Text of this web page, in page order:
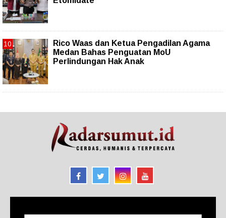
Rico Waas dan Ketua Pengadilan Agama
Medan Bahas Penguatan MoU
Perlindungan Hak Anak